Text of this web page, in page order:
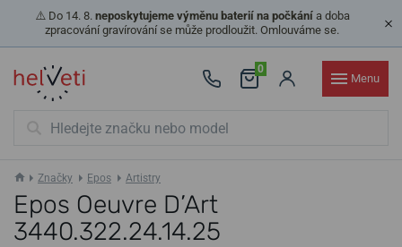
⚠️ Do 14. 8. neposkytujeme výměnu baterií na počkánía doba
zpracování gravírování se může prodloužit. Omlouváme se.
0
Menu
Značky Epos Artistry
Epos Oeuvre D’Art
3440.322.24.14.25